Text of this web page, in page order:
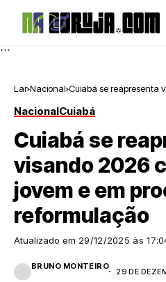
```
Lar Nacional Cuiabá se reapresenta
NacionalCuiabá
Cuiabá se
visando 2026
jovem e em
reformulação
Atualizado em 29/12/2025 às
BRUNO MONTEIRO
29 DE